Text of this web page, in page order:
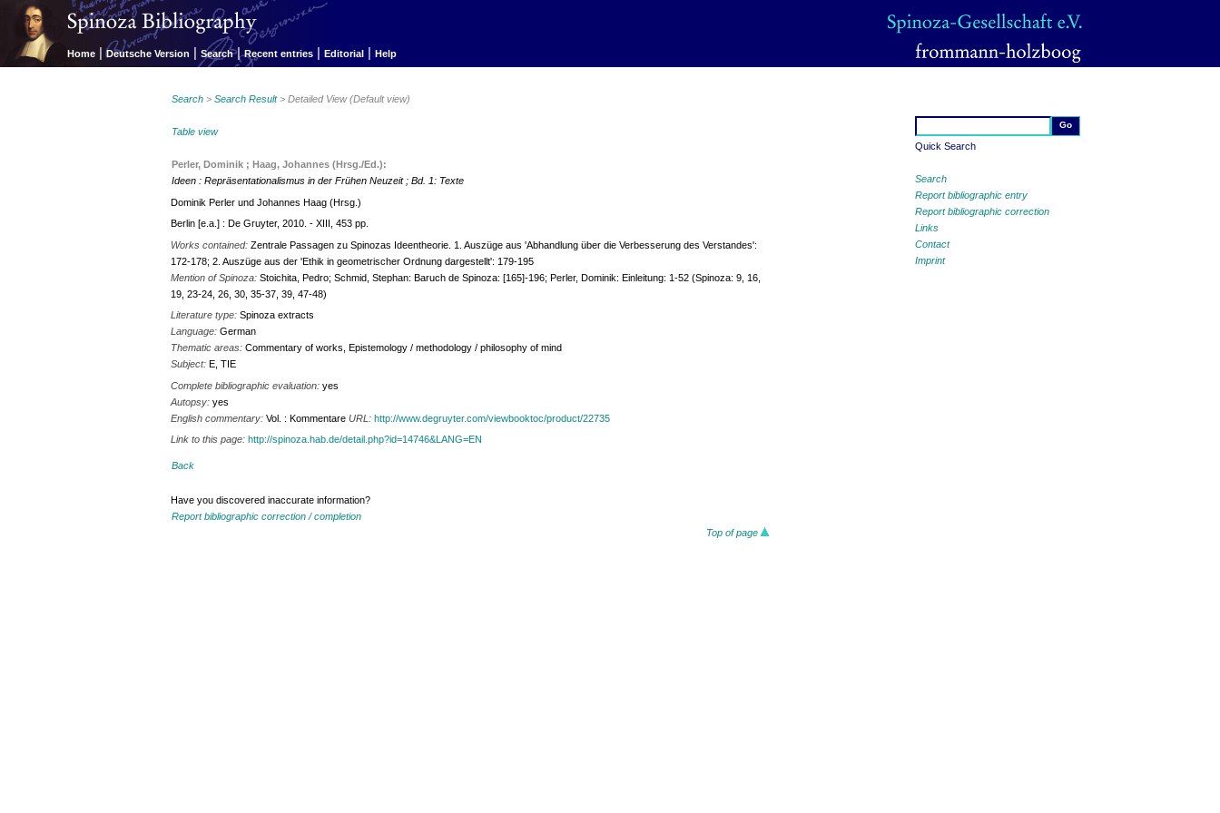
Home | Deutsche Version | Search | Recent entries | Editorial | Help
Quick Search
Search
Report bibliographic entry
Report bibliographic correction
Links
Contact
Imprint
Search >Search Result> Detailed View (Default view)
Table view
Perler, Dominik ; Haag, Johannes (Hrsg./Ed.):
Ideen : Repräsentationalismus in der Frühen Neuzeit ; Bd. 1: Texte
Dominik Perler und Johannes Haag (Hrsg.)
Berlin [e.a.] : De Gruyter, 2010. - XIII, 453 pp.
Works contained:Zentrale Passagen zu Spinozas Ideentheorie. 1. Auszüge aus 'Abhandlung über die Verbesserung des Verstandes':
172-178; 2. Auszüge aus der 'Ethik in geometrischer Ordnung dargestellt': 179-195
Mention of Spinoza:Stoichita, Pedro; Schmid, Stephan: Baruch de Spinoza: [165]-196; Perler, Dominik: Einleitung: 1-52 (Spinoza: 9, 16,
19, 23-24, 26, 30, 35-37, 39, 47-48)
Literature type:Spinoza extracts
Language:German
Thematic areas:Commentary of works, Epistemology / methodology / philosophy of mind
Subject:E, TIE
Complete bibliographic evaluation:yes
Autopsy:yes
English commentary:Vol. : KommentareURL:http://www.degruyter.com/viewbooktoc/product/22735
Link to this page:http://spinoza.hab.de/detail.php?id=14746&LANG=EN
Back
Have you discovered inaccurate information?
Report bibliographic correction / completion
Top of page